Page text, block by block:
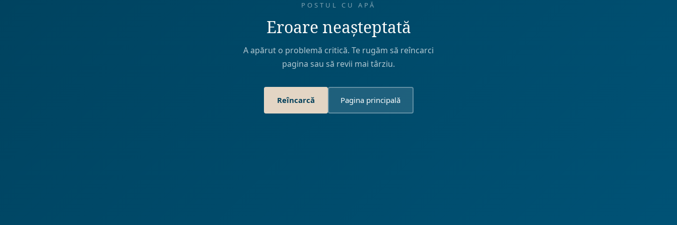
POSTUL CU APĂ
Eroare neașteptată
A apărut o problemă critică. Te rugăm să reîncarci
pagina sau să revii mai târziu.
Reîncarcă Pagina principală